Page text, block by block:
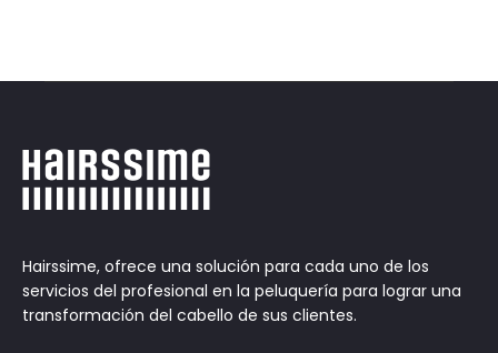
Hairssime, ofrece una solución para cada uno de los
servicios del profesional en la peluquería para lograr una
transformación del cabello de sus clientes.